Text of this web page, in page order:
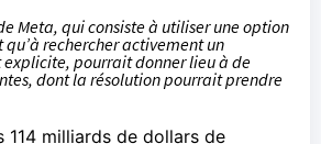
Meta, qui consiste à utiliser une option
rechercher activement un
explicite, pourrait donner lieu à de
dont la résolution pourrait prendre
114 milliards de dollars de